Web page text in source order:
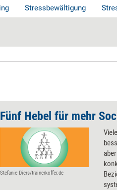
Stressbewältigung
Fünf Hebel für mehr
Stefanie Diers/trainerkoffer.de